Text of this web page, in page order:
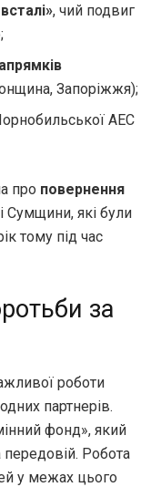
, чий подвиг
Запоріжжя);
АЕС
про повернення
Сумщини, які були
тому під час
за
роботи
партнерів.
фонд», який
Робота
у межах цього